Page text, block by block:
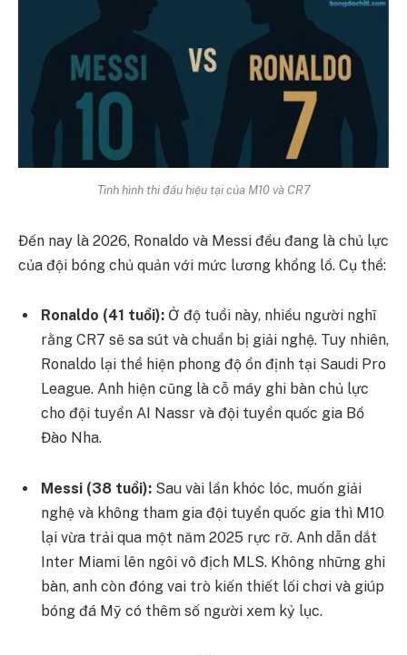
Tình hình thi đấu hiệu tại của M10 và CR7
Đến nay là 2026, Ronaldo và Messi đều đang là chủ lực
của đội bóng chủ quản với mức lương khổng lồ. Cụ thể:
Ronaldo (41 tuổi): Ở độ tuổi này, nhiều người nghĩ
rằng CR7 sẽ sa sút và chuẩn bị giải nghệ. Tuy nhiên,
Ronaldo lại thể hiện phong độ ổn định tại Saudi Pro
League. Anh hiện cũng là cỗ máy ghi bàn chủ lực
cho đội tuyển AI Nassr và đội tuyển quốc gia Bồ
Đào Nha.
Messi (38 tuổi): Sau vài lần khóc lóc, muốn giải
nghệ và không tham gia đội tuyển quốc gia thì M10
lại vừa trải qua một năm 2025 rực rỡ. Anh dẫn dắt
Inter Miami lên ngôi vô địch MLS. Không những ghi
bàn, anh còn đóng vai trò kiến thiết lối chơi và giúp
bóng đá Mỹ có thêm số người xem kỷ lục.